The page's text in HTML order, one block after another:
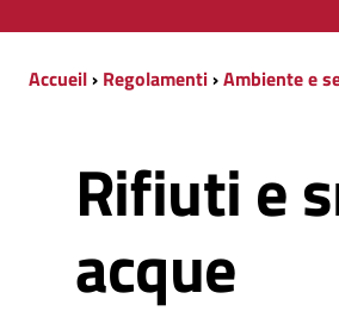
Accueil› Regolamenti›Ambiente e
Rifiuti e
acque